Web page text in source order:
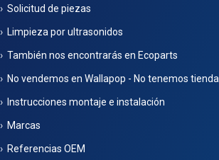
Solicitud de piezas
Limpieza por ultrasonidos
También nos encontrarás en Ecoparts
No vendemos en Wallapop - No tenemos tienda
Instrucciones montaje e instalación
Marcas
Referencias OEM